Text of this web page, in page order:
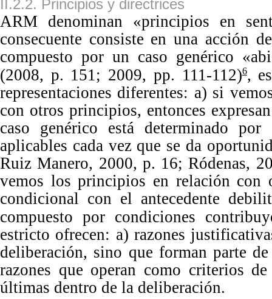
II.2.2. Principios y directrices
ARM denominan «principios en
consecuente consiste en una acción
compuesto por un caso genérico
(2008, p. 151; 2009, pp. 11 1 -1 12)6,
representaciones diferentes: a) si
con otros principios, entonces
caso genérico está determinado
aplicables cada vez que se da
Ruiz Manero, 2000, p. 16; Ródenas,
vemos los principios en relación con
condicional con el antecedente
compuesto por condiciones
estricto ofrecen: a) razones
deliberación, sino que forman parte
razones que operan como criterios
últimas dentro de la deliberación.